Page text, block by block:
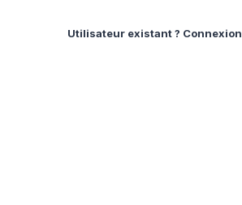
Utilisateur existant ? Connexion